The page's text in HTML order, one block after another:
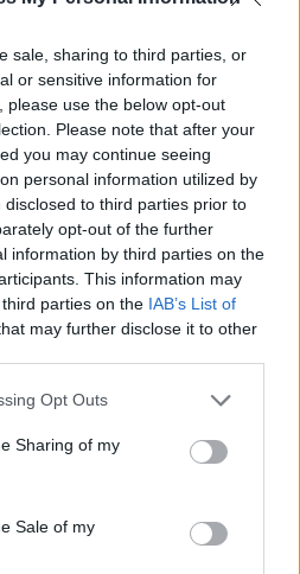
sale, sharing to third parties, or
or sensitive information for
please use the below opt-out
Please note that after your
you may continue seeing
personal information utilized by
to third parties prior to
opt-out of the further
information by third parties on the
This information may
parties on the IAB’s List of
may further disclose it to other
Opt Outs
Sharing of my
Sale of my